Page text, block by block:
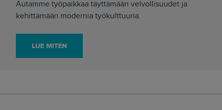
Autamme työpaikkaa täyttämään velvollisuudet ja
kehittämään modernia työkulttuuria.
LUE MITEN